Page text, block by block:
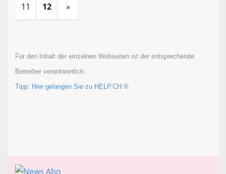
11
12 »
Für den Inhalt der einzelnen Webseiten ist der entsprechende
Betreiber verantwortlich.
Tipp: Hier gelangen Sie zu HELP.CH ®